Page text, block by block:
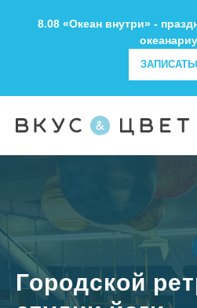
8.08 «Океан внутри» -
Городской